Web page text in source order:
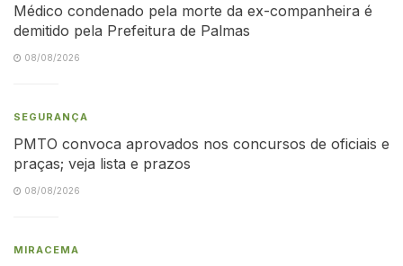
Médico condenado pela morte da ex-companheira é
demitido pela Prefeitura de Palmas
08/08/2026
SEGURANÇA
PMTO convoca aprovados nos concursos de oficiais e
praças; veja lista e prazos
08/08/2026
MIRACEMA